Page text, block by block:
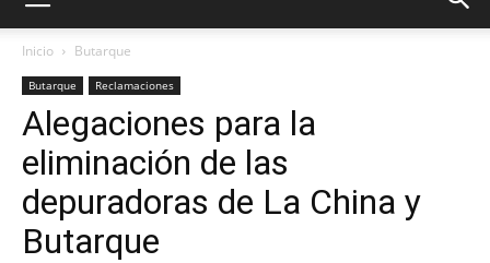
Independiente
Inicio Butarque
Butarque Reclamaciones
Alegaciones para la
eliminación de las
depuradoras de La China y
Butarque